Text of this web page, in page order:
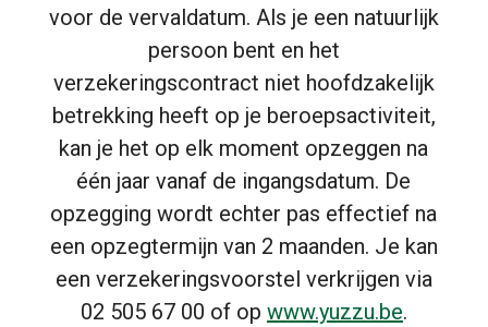
voor de vervaldatum. Als je een natuurlijk
persoon bent en het
verzekeringscontract niet hoofdzakelijk
betrekking heeft op je beroepsactiviteit,
kan je het op elk moment opzeggen na
één jaar vanaf de ingangsdatum. De
opzegging wordt echter pas effectief na
een opzegtermijn van 2 maanden. Je kan
een verzekeringsvoorstel verkrijgen via
02 505 67 00 of op www.yuzzu.be.